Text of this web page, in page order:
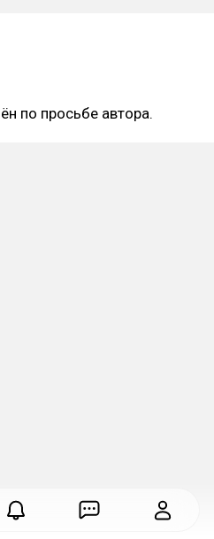
по просьбе автора.